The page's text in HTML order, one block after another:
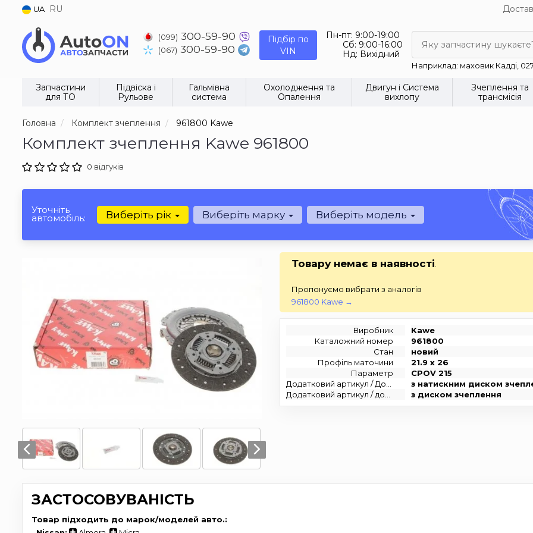
UA RU
(099) 300-59-90
(067) 300-59-90
Підбір по
VIN
Пн-пт: 9:00-19:00
Сб: 9:00-16:00
Нд: Вихідний
Яку запчастину
Наприклад: маховик Кадді,
Запчастини
для ТО
Підвіска і
Рульове
Гальмівна
система
Охолодження та
Опалення
Двигун і Система
вихлопу
Зчеплення та
трансмісія
Головна Комплект зчеплення 961800 Kawe
Комплект зчеплення Kawe 961800
0 відгуків
Уточніть
автомобіль: Виберіть рік Виберіть марку Виберіть модель
Товару немає в наявності
Пропонуємо вибрати з аналогів
961800 Kawe →
Виробник
Kawe
Каталожний номер
961800
Стан
новий
Профіль маточини
21.9 x 26
Параметр
CPOV 215
з натискним диском
з диском зчеплення
ЗАСТОСОВУВАНІСТЬ
Товар підходить до марок/моделей авто.: